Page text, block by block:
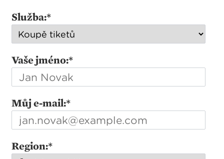
Služba:*
Vaše jméno:*
Můj e-mail:*
Region:*